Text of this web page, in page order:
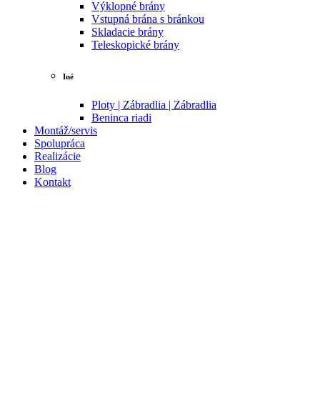
Výklopné brány
Vstupná brána s bránkou
Skladacie brány
Teleskopické brány
Iné
Ploty | Zábradlia | Zábradlia
Beninca riadi
Montáž/servis
Spolupráca
Realizácie
Blog
Kontakt